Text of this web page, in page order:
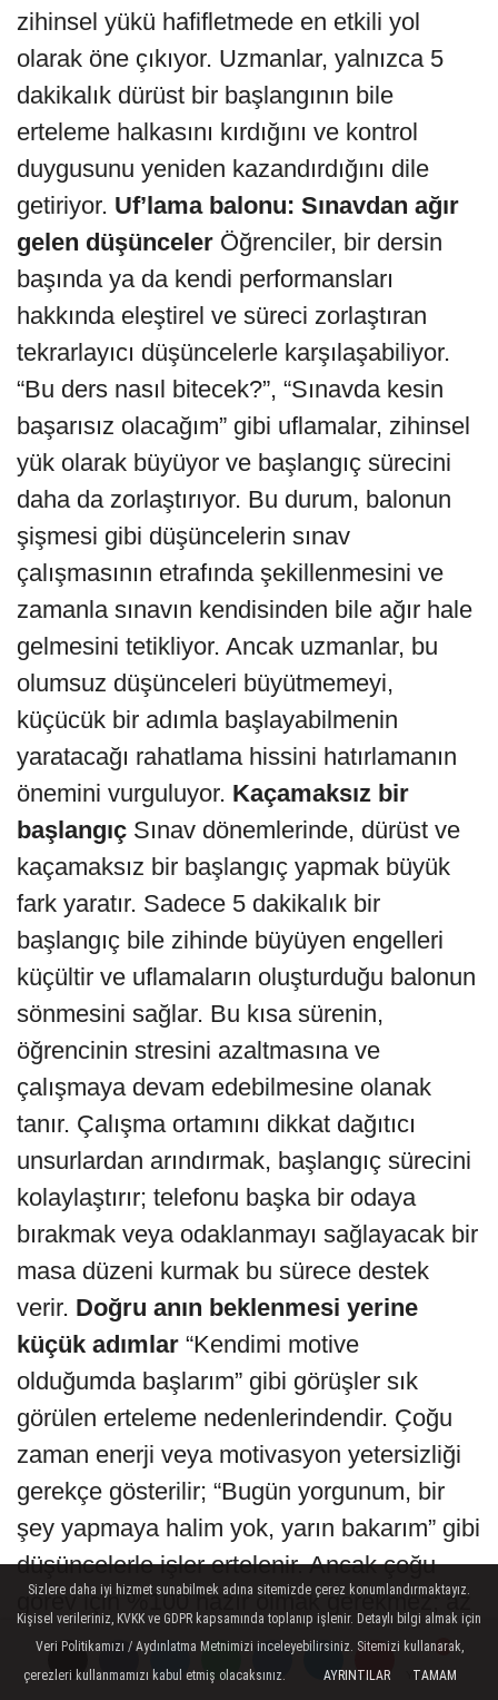
Yorumlar
Yorumlar
Yorumlar
zihinsel yükü hafifletmede en etkili yol
olarak öne çıkıyor. Uzmanlar, yalnızca 5
dakikalık dürüst bir başlangının bile
erteleme halkasını kırdığını ve kontrol
duygusunu yeniden kazandırdığını dile
getiriyor. Uf’lama balonu: Sınavdan ağır
gelen düşünceler Öğrenciler, bir dersin
başında ya da kendi performansları
hakkında eleştirel ve süreci zorlaştıran
tekrarlayıcı düşüncelerle karşılaşabiliyor.
“Bu ders nasıl bitecek?”, “Sınavda kesin
başarısız olacağım” gibi uflamalar, zihinsel
yük olarak büyüyor ve başlangıç sürecini
daha da zorlaştırıyor. Bu durum, balonun
şişmesi gibi düşüncelerin sınav
çalışmasının etrafında şekillenmesini ve
zamanla sınavın kendisinden bile ağır hale
gelmesini tetikliyor. Ancak uzmanlar, bu
olumsuz düşünceleri büyütmemeyi,
küçücük bir adımla başlayabilmenin
yaratacağı rahatlama hissini hatırlamanın
önemini vurguluyor. Kaçamaksız bir
başlangıç Sınav dönemlerinde, dürüst ve
kaçamaksız bir başlangıç yapmak büyük
fark yaratır. Sadece 5 dakikalık bir
başlangıç bile zihinde büyüyen engelleri
küçültir ve uflamaların oluşturduğu balonun
sönmesini sağlar. Bu kısa sürenin,
öğrencinin stresini azaltmasına ve
çalışmaya devam edebilmesine olanak
tanır. Çalışma ortamını dikkat dağıtıcı
unsurlardan arındırmak, başlangıç sürecini
kolaylaştırır; telefonu başka bir odaya
bırakmak veya odaklanmayı sağlayacak bir
masa düzeni kurmak bu sürece destek
verir. Doğru anın beklenmesi yerine
küçük adımlar “Kendimi motive
olduğumda başlarım” gibi görüşler sık
görülen erteleme nedenlerindendir. Çoğu
zaman enerji veya motivasyon yetersizliği
gerekçe gösterilir; “Bugün yorgunum, bir
şey yapmaya halim yok, yarın bakarım” gibi
düşüncelerle işler ertelenir. Ancak çoğu
görev için %100 hazır olmak gerekmez; az
da olsa bir adım atmak yeterlidir. Tam
anlamıyla hazır olma hâli, sürekli ileriye
Sizlere daha iyi hizmet sunabilmek adına sitemizde çerez konumlandırmaktayız.
Kişisel verileriniz, KVKK ve GDPR kapsamında toplanıp işlenir. Detaylı bilgi almak için
Veri Politikamızı / Aydınlatma Metnimizi inceleyebilirsiniz. Sitemizi kullanarak,
çerezleri kullanmamızı kabul etmiş olacaksınız.
AYRINTILAR TAMAM